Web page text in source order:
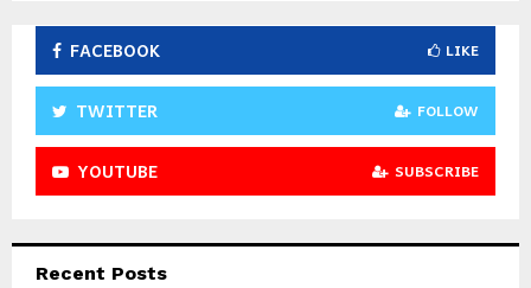
FACEBOOK LIKE
TWITTER FOLLOW
YOUTUBE SUBSCRIBE
Recent Posts